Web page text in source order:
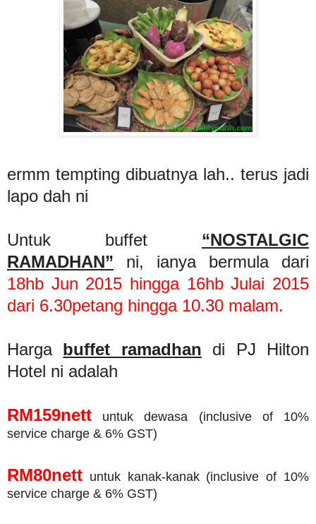
ermm tempting dibuatnya lah.. terus jadi
lapo dah ni
Untuk buffet “NOSTALGIC
RAMADHAN” ni, ianya bermula dari
18hb Jun 2015 hingga 16hb Julai 2015
dari 6.30petang hingga 10.30 malam.
Harga buffet ramadhan di PJ Hilton
Hotel ni adalah
RM159nett untuk dewasa (inclusive of 10%
service charge & 6% GST)
RM80nett untuk kanak-kanak (inclusive of 10%
service charge & 6% GST)